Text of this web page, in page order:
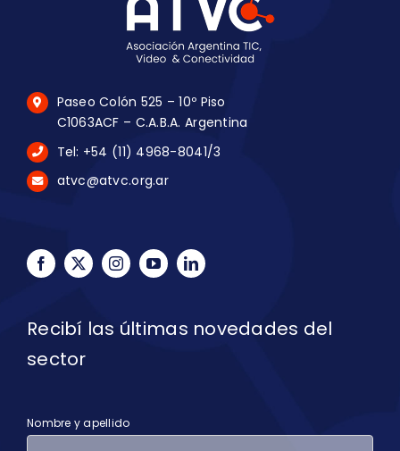
Paseo Colón 525 – 10º Piso
C1063ACF – C.A.B.A. Argentina
Tel: +54 (11) 4968-8041/3
atvc@atvc.org.ar
Recibí las últimas novedades del
sector
Nombre y apellido